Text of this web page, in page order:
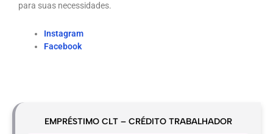
para suas necessidades.
Instagram
Facebook
EMPRÉSTIMO CLT – CRÉDITO TRABALHADOR